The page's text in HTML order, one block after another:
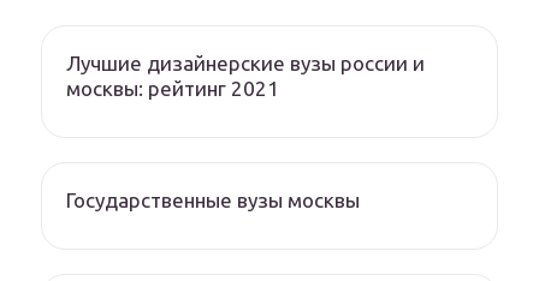
Лучшие дизайнерские вузы россии и
москвы: рейтинг 2021
Государственные вузы москвы